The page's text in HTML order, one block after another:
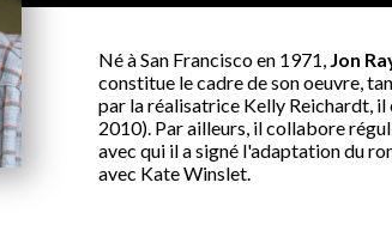
Né à San Francisco en 1971, Jon
constitue le cadre de son oeuvre,
par la réalisatrice Kelly Reichardt,
2010). Par ailleurs, il collabore
avec qui il a signé l'adaptation du
avec Kate Winslet.